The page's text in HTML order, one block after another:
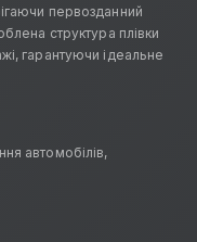
первозданний
структура плівки
гарантуючи ідеальне
автомобілів,